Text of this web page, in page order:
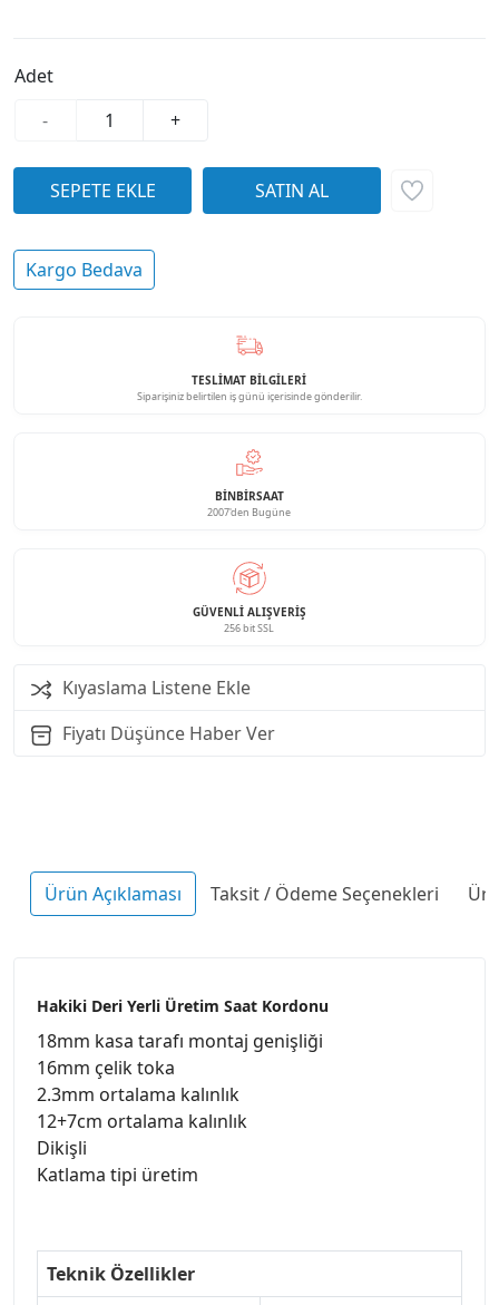
Adet
-
+
Kargo Bedava
TESLİMAT BİLGİLERİ
Siparişiniz belirtilen iş günü içerisinde gönderilir.
BINBIRSAAT
2007'den Bugüne
GÜVENLI ALIŞVERIŞ
256 bit SSL
Kıyaslama Listene Ekle
Fiyatı Düşünce Haber Ver
Ürün Açıklaması Taksit / Ödeme Seçenekleri
Hakiki Deri Yerli Üretim Saat Kordonu
18mm kasa tarafı montaj genişliği
16mm çelik toka
2.3mm ortalama kalınlık
12+7cm ortalama kalınlık
Dikişli
Katlama tipi üretim
Teknik Özellikler